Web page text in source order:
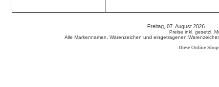
Freitag, 07. August 2026
Preise inkl. gesetzl.
Alle Markennamen, Warenzeichen und eingetragenen
Diese Online